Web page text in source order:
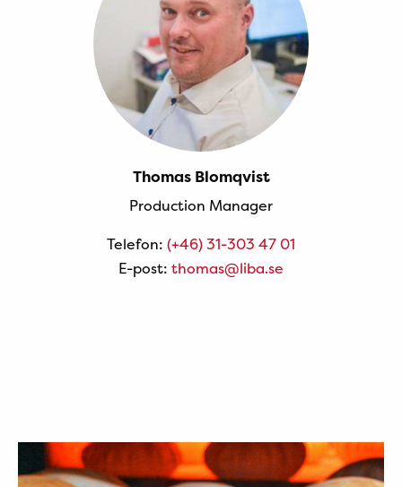
Thomas Blomqvist
Production Manager
Telefon: (+46) 31-303 47 01
E-post: thomas@liba.se